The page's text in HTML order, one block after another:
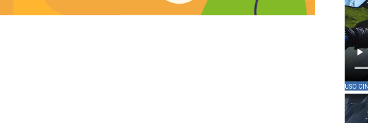
USO